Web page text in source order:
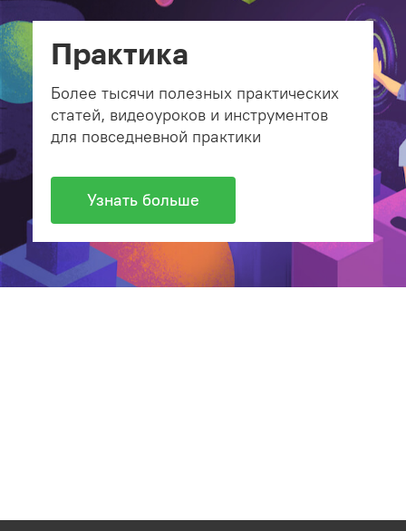
Практика
Более тысячи полезных практических
статей, видеоуроков и инструментов
для повседневной практики
Узнать больше